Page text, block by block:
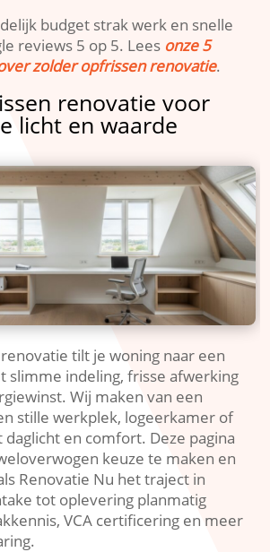
budget strak werk en snelle
reviews 5 op 5.​ Lees onze 5
zolder opfrissen renovatie.​
renovatie voor
licht en waarde
tilt je woning naar een
slimme indeling, frisse afwerking
Wij maken van een
stille werkplek, logeerkamer of
en comfort.​ Deze pagina
keuze te maken en
Renovatie Nu het traject in
tot oplevering planmatig
VCA certificering en meer